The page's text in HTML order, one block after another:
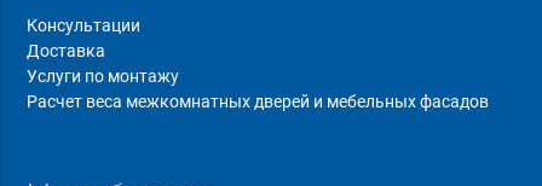
Консультации
Доставка
Услуги по монтажу
Расчет веса межкомнатных дверей и мебельных фасадов